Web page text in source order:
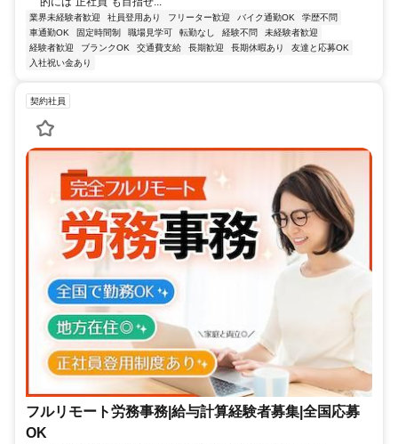
業界未経験者歓迎 社員登用あり フリーター歓迎 バイク通勤OK
学歴不問
車通勤OK
固定時間制 職場見学可 転勤なし 経験不問
未経験者歓迎
経験者歓迎
ブランクOK 交通費支給 長期歓迎 長期休暇あり
友達と応募OK
入社祝い金あり
契約社員
フルリモート労務事務|給与計算経験者募集|全国応募
OK